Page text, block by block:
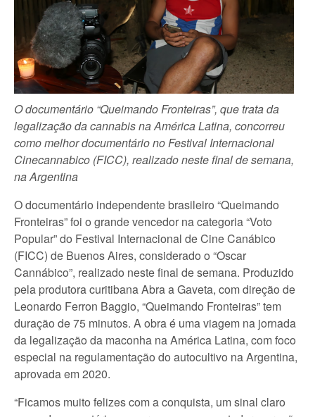
O documentário “Queimando Fronteiras”, que trata da
legalização da cannabis na América Latina, concorreu
como melhor documentário no Festival Internacional
Cinecannabico (FICC), realizado neste final de semana,
na Argentina
O documentário independente brasileiro “Queimando
Fronteiras” foi o grande vencedor na categoria “Voto
Popular” do Festival Internacional de Cine Canábico
(FICC) de Buenos Aires, considerado o “Oscar
Cannábico”, realizado neste final de semana. Produzido
pela produtora curitibana Abra a Gaveta, com direção de
Leonardo Ferron Baggio, “Queimando Fronteiras” tem
duração de 75 minutos. A obra é uma viagem na jornada
da legalização da maconha na América Latina, com foco
especial na regulamentação do autocultivo na Argentina,
aprovada em 2020.
“Ficamos muito felizes com a conquista, um sinal claro